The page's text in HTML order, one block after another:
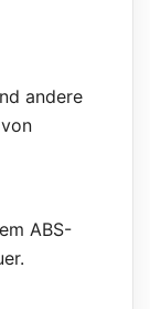
andere
ABS-